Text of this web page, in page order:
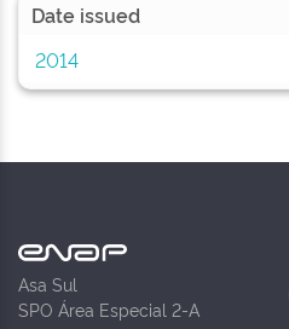
Date issued
2014
Asa Sul
SPO Área Especial 2-A